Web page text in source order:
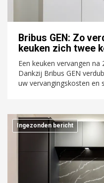
Bribus GEN: Zo
keuken zich twee
Een keuken vervangen
Dankzij Bribus GEN
uw vervangingskosten en
Ingezonden bericht